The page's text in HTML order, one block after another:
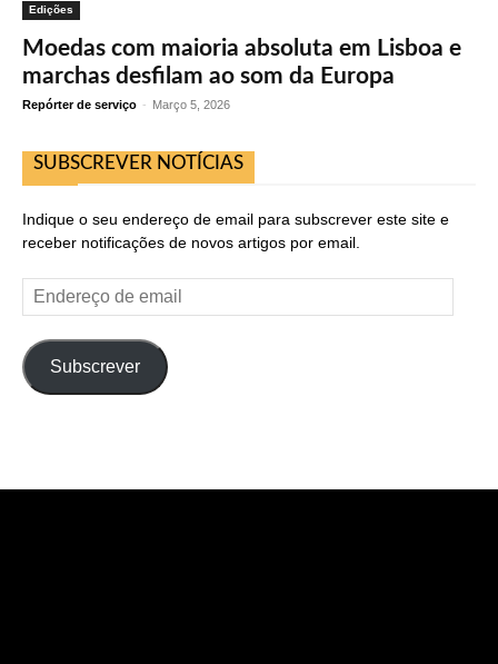
Edições
Moedas com maioria absoluta em Lisboa e
marchas desfilam ao som da Europa
Repórter de serviço - Março 5, 2026
SUBSCREVER NOTÍCIAS
Indique o seu endereço de email para subscrever este site e
receber notificações de novos artigos por email.
Endereço
de
Subscrever